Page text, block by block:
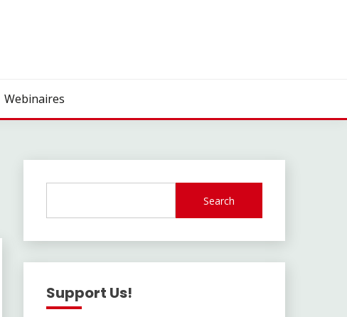
Webinaires
Search
Support Us!